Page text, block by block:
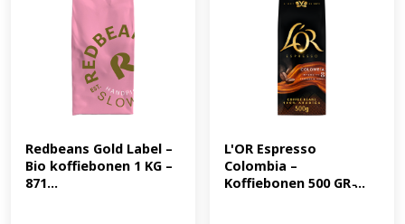
Redbeans Gold Label –
Bio koffiebonen 1 KG –
871...
L'OR Espresso
Colombia –
Koffiebonen 500 GR ̵...